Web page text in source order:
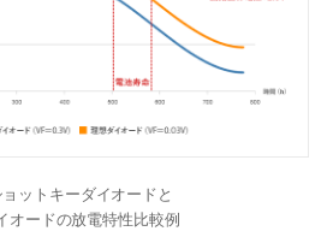
ットキーダイオードと
オードの放電特性比較例